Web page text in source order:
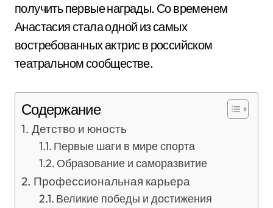
получить первые награды. Со временем
Анастасия стала одной из самых
востребованных актрис в российском
театральном сообществе.
Содержание
Детство и юность
Первые шаги в мире спорта
Образование и саморазвитие
Профессиональная карьера
Великие победы и достижения